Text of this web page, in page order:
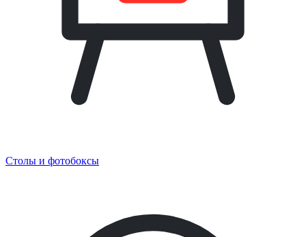
Столы и фотобоксы